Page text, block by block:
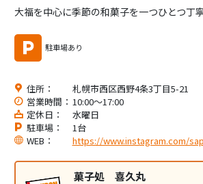
大福を中心に季節の和菓子を一つひとつ丁
駐車場あり
住所：
札幌市西区西野4条3丁目5-21
営業時間： 10:00〜17:00
定休日：
水曜日
駐車場：
1台
WEB：
https://www.instagram.com/
菓子処 喜久丸